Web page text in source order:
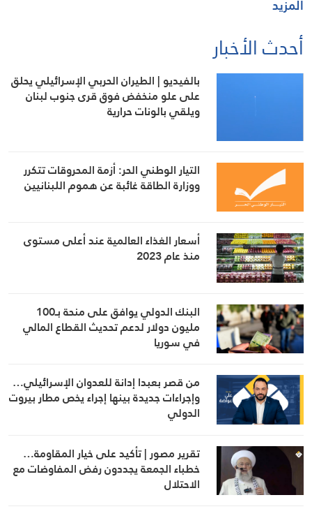
المزيد
أحدث الأخبار
بالفيديو | الطيران الحربي الإسرائيلي يحلق
على علو منخفض فوق قرى جنوب لبنان
ويلقي بالونات حرارية
التيار الوطني الحر: أزمة المحروقات تتكرر
ووزارة الطاقة غائبة عن هموم اللبنانيين
أسعار الغذاء العالمية عند أعلى مستوى
منذ عام 2023
البنك الدولي يوافق على منحة بـ100
مليون دولار لدعم تحديث القطاع المالي
في سوريا
من قصر بعبدا إدانة للعدوان الإسرائيلي…
وإجراءات جديدة بينها إجراء يخص مطار بيروت
الدولي
تقرير مصور | تأكيد على خيار المقاومة…
خطباء الجمعة يجددون رفض المفاوضات مع
الاحتلال